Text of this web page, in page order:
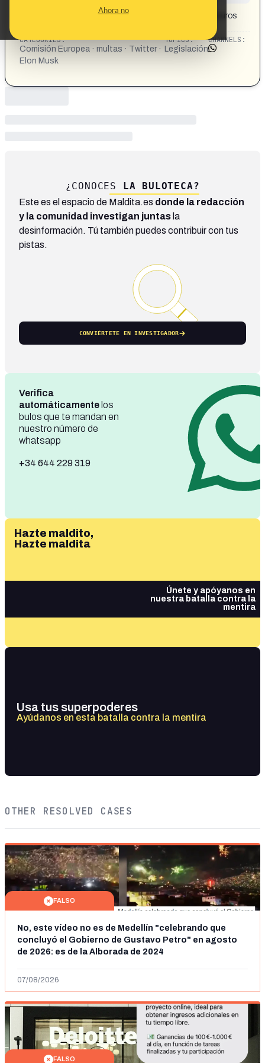
Ahora no
La Comisión Europea multa a X con 120 millones de euros
CATEGORIES:
Comisión Europea · multas · Twitter ·
Elon Musk
TOPICS:
Legislación
CHANNELS:
¿CONOCES LA BULOTECA?
Este es el espacio de Maldita.es donde la redacción
y la comunidad investigan juntas la
desinformación. Tú también puedes contribuir con tus
pistas.
CONVIÉRTETE EN INVESTIGADOR
Verifica
automáticamente los
bulos que te mandan en
nuestro número de
whatsapp
+34 644 229 319
Hazte maldito,
Hazte maldita
Únete y apóyanos en
nuestra batalla contra la
mentira
Usa tus superpoderes
Ayúdanos en esta batalla contra la mentira
OTHER RESOLVED CASES
FALSO
No, este vídeo no es de Medellín "celebrando que
concluyó el Gobierno de Gustavo Petro" en agosto
de 2026: es de la Alborada de 2024
07/08/2026
FALSO